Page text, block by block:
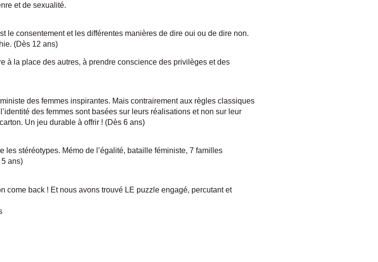
et de sexualité.
le consentement et les différentes manières de dire oui ou de dire non.
(Dès 12 ans)
à la place des autres, à prendre conscience des privilèges et des
des femmes inspirantes. Mais contrairement aux règles classiques
des femmes sont basées sur leurs réalisations et non sur leur
Un jeu durable à offrir ! (Dès 6 ans)
les stéréotypes. Mémo de l’égalité, bataille féministe, 7 familles
ans)
come back ! Et nous avons trouvé LE puzzle engagé, percutant et